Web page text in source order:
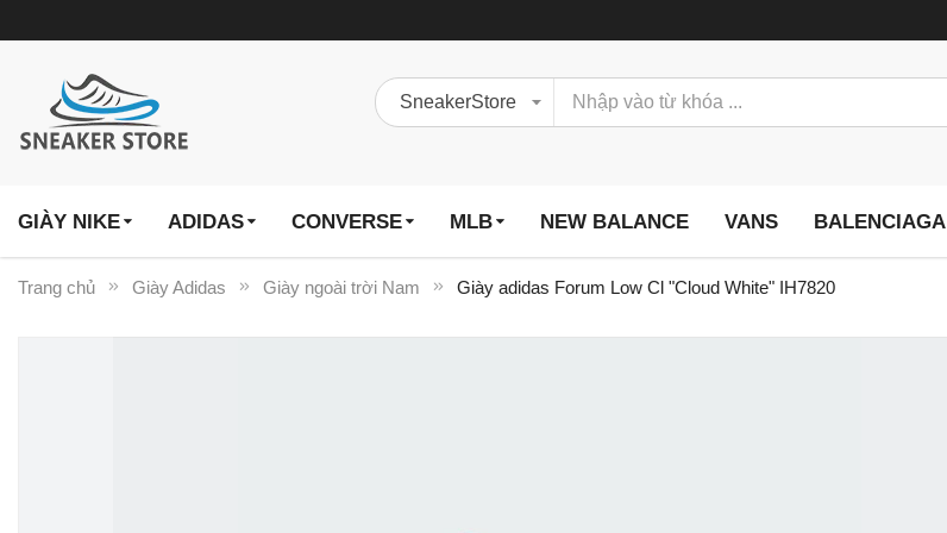
GIÀY NIKE ADIDAS CONVERSE MLB NEW BALANCE VANS BALENCIAGA
Trang chủ Giày Adidas Giày ngoài trời Nam Giày adidas Forum Low Cl "Cloud White" IH7820